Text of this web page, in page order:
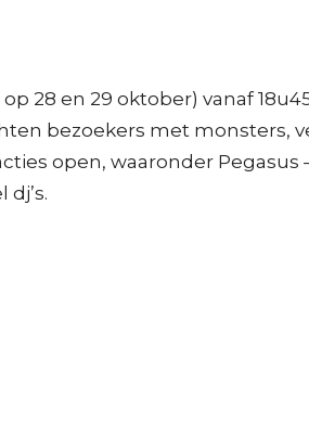
28 en 29 oktober) vanaf
bezoekers met monsters,
open, waaronder Pegasus